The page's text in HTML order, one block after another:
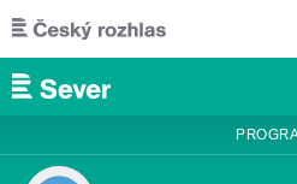
Přejít k hlavnímu obsahu